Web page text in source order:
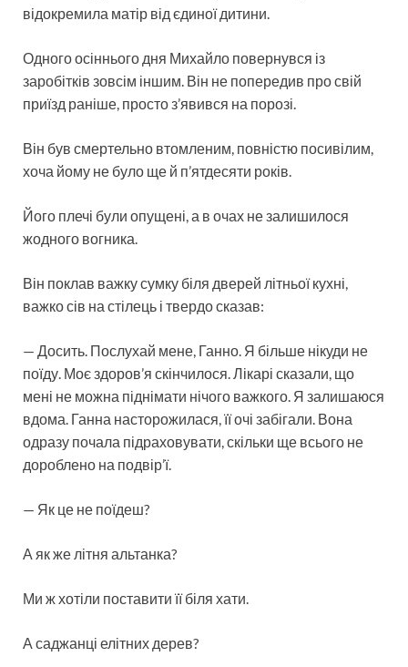
відокремила матір від єдиної дитини.
Одного осіннього дня Михайло повернувся із
заробітків зовсім іншим. Він не попередив про свій
приїзд раніше, просто з’явився на порозі.
Він був смертельно втомленим, повністю посивілим,
хоча йому не було ще й п’ятдесяти років.
Його плечі були опущені, а в очах не залишилося
жодного вогника.
Він поклав важку сумку біля дверей літньої кухні,
важко сів на стілець і твердо сказав:
— Досить. Послухай мене, Ганно. Я більше нікуди не
поїду. Моє здоров’я скінчилося. Лікарі сказали, що
мені не можна піднімати нічого важкого. Я залишаюся
вдома. Ганна насторожилася, її очі забігали. Вона
одразу почала підраховувати, скільки ще всього не
дороблено на подвір’ї.
— Як це не поїдеш?
А як же літня альтанка?
Ми ж хотіли поставити її біля хати.
А саджанці елітних дерев?